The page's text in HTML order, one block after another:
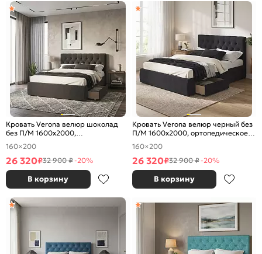
Кровать Verona велюр шоколад
без П/М 1600x2000,
ортопедическое основание,
изголовье мягкое
160×200
26 320₽32 900 ₽-20%
В корзину
Кровать Verona велюр черный без
П/М 1600x2000, ортопедическое
основание, изголовье мягкое
160×200
26 320₽32 900 ₽-20%
В корзину